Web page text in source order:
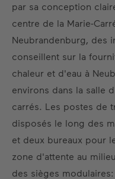
par sa conception
centre de la Marie-
Neubrandenburg, des
conseillent sur la
chaleur et d'eau à
environs dans la salle
carrés. Les postes de
disposés le long des
et deux bureaux pour
zone d'attente au
des sièges